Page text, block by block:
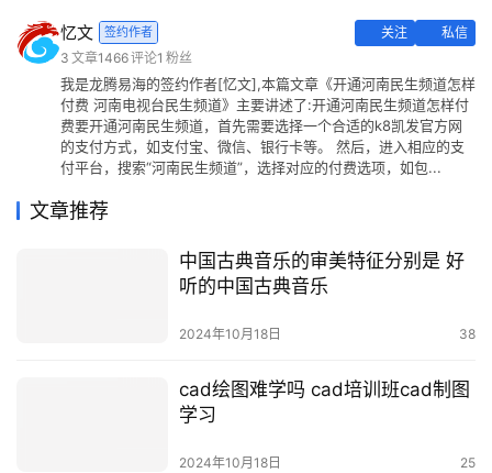
忆文 签约作者 关注
私信
3 文章1466评论1 粉丝
我是龙腾易海的签约作者[忆文],本篇文章《开通河南民生频道怎样
付费 河南电视台民生频道》主要讲述了:开通河南民生频道怎样付
费要开通河南民生频道，首先需要选择一个合适的k8凯发官方网
的支付方式，如支付宝、微信、银行卡等。 然后，进入相应的支
付平台，搜索“河南民生频道”，选择对应的付费选项，如包...
文章推荐
中国古典音乐的审美特征分别是 好
听的中国古典音乐
2024年10月18日 38
cad绘图难学吗 cad培训班cad制图
学习
2024年10月18日 25